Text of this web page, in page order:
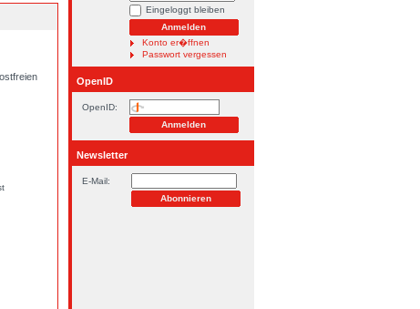
Eingeloggt bleiben
Konto er�ffnen
Passwort vergessen
OpenID
OpenID:
Newsletter
E-Mail: